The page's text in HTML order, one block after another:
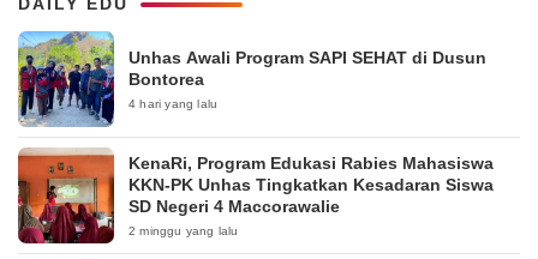
Unhas Awali Program SAPI SEHAT di Dusun
Bontorea
4 hari yang lalu
KenaRi, Program Edukasi Rabies Mahasiswa
KKN-PK Unhas Tingkatkan Kesadaran Siswa
SD Negeri 4 Maccorawalie
2 minggu yang lalu